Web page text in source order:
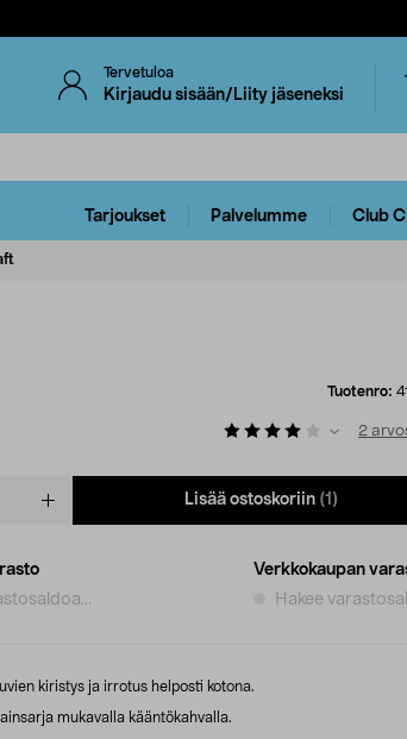
Tervetuloa
Kirjaudu sisään/Liity jäseneksi
Tarjoukset Palvelumme Club
Tuotenro:
2
Lisää ostoskoriin (1)
Verkkokaupan
Hakee
kiristys ja irrotus helposti kotona.
mukavalla kääntökahvalla.